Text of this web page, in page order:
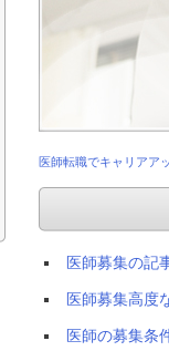
医師転職でキャリアア
医師募集の記
医師募集高度
医師の募集条